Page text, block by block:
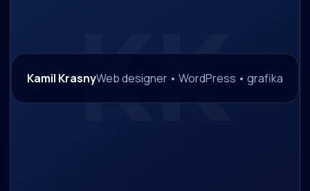
Kamil KrasnyWeb designer • WordPress • grafika